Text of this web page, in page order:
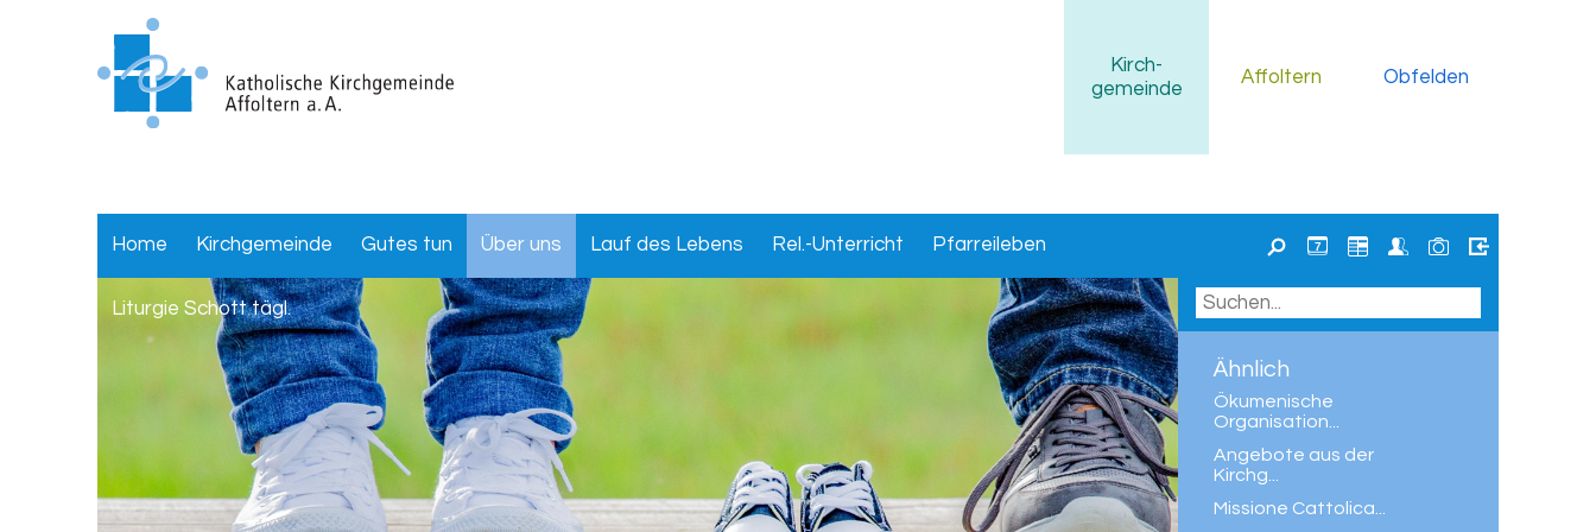
Kirch-
gemeinde
Affoltern Obfelden
7
Home Kirchgemeinde Gutes tun Über uns Lauf des Lebens Rel.-Unterricht Pfarreileben
Liturgie Schott tägl.
Ähnlich
Ökumenische
Organisation...
Angebote aus der
Kirchg...
Missione Cattolica...